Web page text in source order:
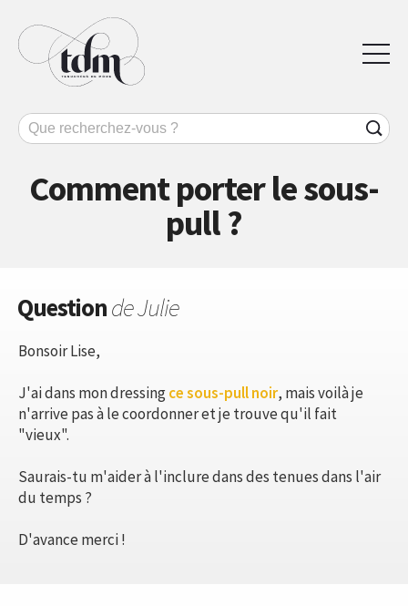
Comment porter le sous-
pull ?
Questionde Julie
Bonsoir Lise,
J'ai dans mon dressingce sous-pull noir, mais voilà je
n'arrive pas à le coordonner et je trouve qu'il fait
"vieux".
Saurais-tu m'aider à l'inclure dans des tenues dans l'air
du temps ?
D'avance merci !